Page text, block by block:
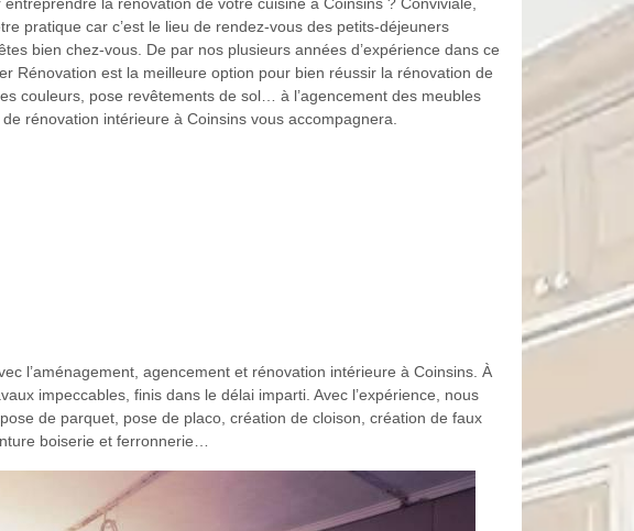
pratique car c’est le lieu de rendez-vous des petits-déjeuners
bien chez-vous. De par nos plusieurs années d’expérience dans ce
Rénovation est la meilleure option pour bien réussir la rénovation de
couleurs, pose revêtements de sol… à l’agencement des meubles
rénovation intérieure à Coinsins vous accompagnera.
l’aménagement, agencement et rénovation intérieure à Coinsins. À
impeccables, finis dans le délai imparti. Avec l’expérience, nous
de parquet, pose de placo, création de cloison, création de faux
boiserie et ferronnerie…